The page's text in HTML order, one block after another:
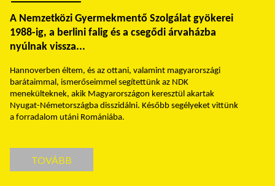
A Nemzetközi Gyermekmentő Szolgálat gyökerei
1988-ig, a berlini falig és a csegődi árvaházba
nyúlnak vissza...
Hannoverben éltem, és az ottani, valamint magyarországi
barátaimmal, ismerőseimmel segítettünk az NDK
menekülteknek, akik Magyarországon keresztül akartak
Nyugat-Németországba disszidálni. Később segélyeket vittünk
a forradalom utáni Romániába.
TOVÁBB